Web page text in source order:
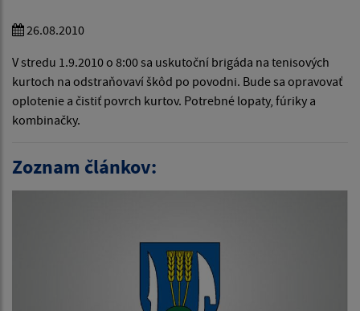
26.08.2010
V stredu 1.9.2010 o 8:00 sa uskutoční brigáda na tenisových
kurtoch na odstraňovaví škôd po povodni. Bude sa opravovať
oplotenie a čistiť povrch kurtov. Potrebné lopaty, fúriky a
kombinačky.
Zoznam článkov: